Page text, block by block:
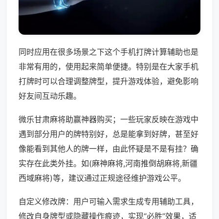
同时应用在很多场景之下这个手机打牌计算辅助也是
非常有用的，使用起来简单便捷。特别是在大家手机
打牌时可以合理调整牌型，提升游戏体验，避免影响
好友间互动乐趣。
微乐甘肃麻将助赢神器购买；一些玩家反映在游戏中
遇到部分用户的牌特别好，总是能拿到好牌，甚至好
像能看到其他人的牌一样，由此怀疑是不是有挂？确
实存在此类外挂。如(麻神麻将,河南推倒胡麻将,新疆
西域麻将)等，建议通过正规途径维护游戏公平。
自定义修改牌：用户可输入需求生成专用辅助工具，
修改自身牌型或隐藏操作痕迹，实现“必胜”效果，适